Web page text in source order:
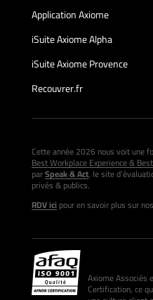
Application Axiome
iSuite Axiome Alpha
iSuite Axiome Provence
Recouvrer.fr
Cette année 2026 nous voit une
Best Workplace Experience &
parSpeak & Act, le site
privés & publics.
RDV icipour en savoir plus sur
Axiome Associés
Certification, ce